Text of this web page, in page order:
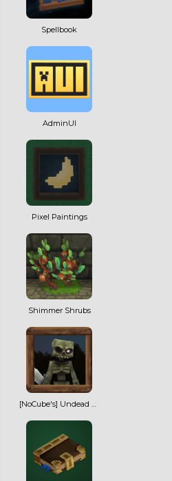
Spellbook
AdminUI
Pixel Paintings
Shimmer Shrubs